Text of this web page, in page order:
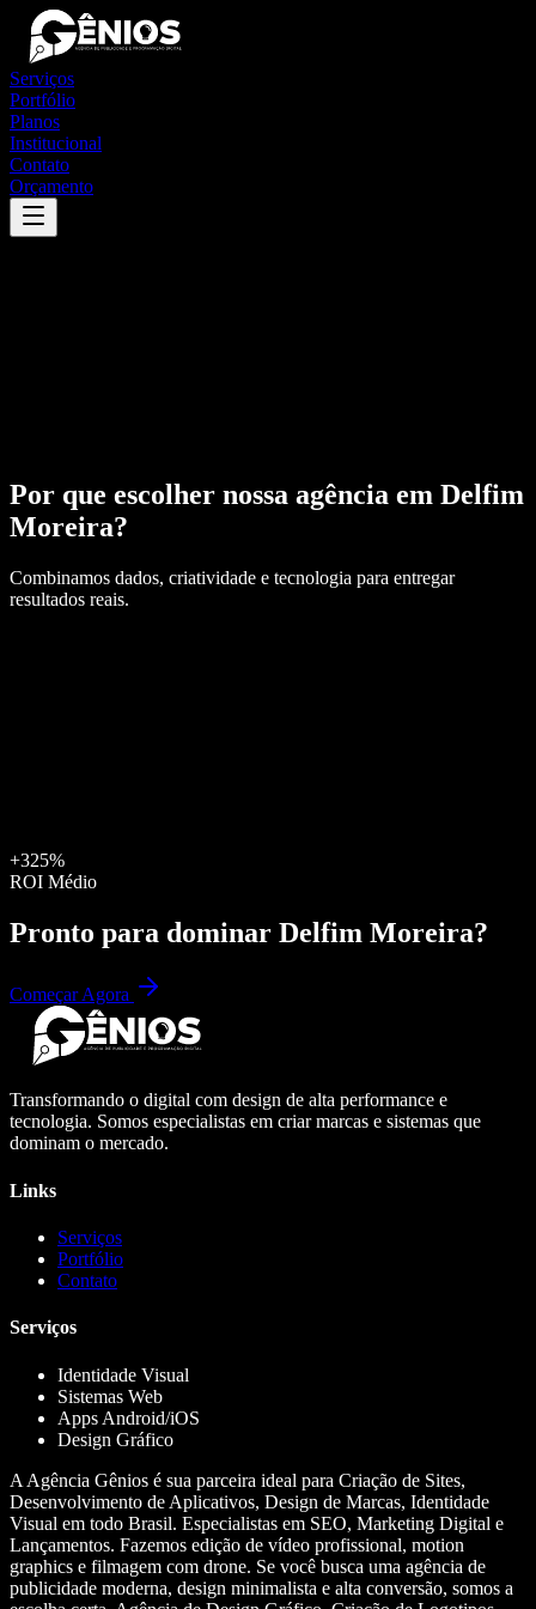
Serviços
Portfólio
Planos
Institucional
Contato
Orçamento
Por que escolher nossa agência em Delfim
Moreira?
Combinamos dados, criatividade e tecnologia para entregar
resultados reais.
+325%
ROI Médio
Pronto para dominar Delfim Moreira?
Começar Agora
Transformando o digital com design de alta performance e
tecnologia. Somos especialistas em criar marcas e sistemas que
dominam o mercado.
Links
Serviços
Portfólio
Contato
Serviços
Identidade Visual
Sistemas Web
Apps Android/iOS
Design Gráfico
A Agência Gênios é sua parceira ideal para Criação de Sites,
Desenvolvimento de Aplicativos, Design de Marcas, Identidade
Visual em todo Brasil. Especialistas em SEO, Marketing Digital e
Lançamentos. Fazemos edição de vídeo profissional, motion
graphics e filmagem com drone. Se você busca uma agência de
publicidade moderna, design minimalista e alta conversão, somos a